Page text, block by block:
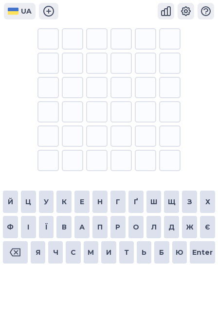
UA
Й Ц У К Е Н Г Ґ Ш Щ З Х
Ф І Ї В А П Р О Л Д Ж Є
Я Ч С М И Т Ь Б Ю Enter